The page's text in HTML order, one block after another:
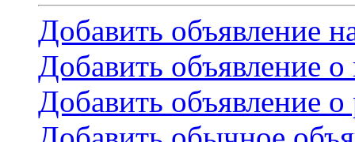
Добавить объявление
Добавить объявление
Добавить объявление о